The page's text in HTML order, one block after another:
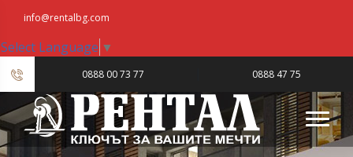
info@rentalbg.com
Select Language ▼
0888 00 73 77 0888 47 75
23